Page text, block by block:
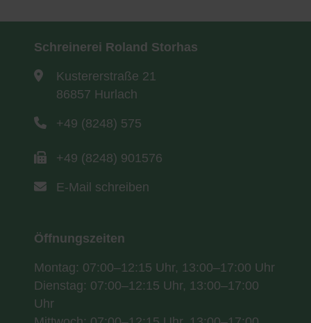
Schreinerei Roland Storhas
Kustererstraße 21
86857 Hurlach
+49 (8248) 575
+49 (8248) 901576
E-Mail schreiben
Öffnungszeiten
Montag: 07:00–12:15 Uhr, 13:00–17:00 Uhr
Dienstag: 07:00–12:15 Uhr, 13:00–17:00
Uhr